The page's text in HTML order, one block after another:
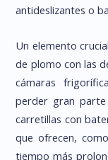
antideslizantes o
Un elemento
de plomo con las
cámaras
perder gran
carretillas con
que ofrecen,
tiempo más